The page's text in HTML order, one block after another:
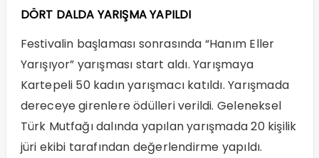
DÖRT DALDA YARIŞMA YAPILDI
Festivalin başlaması sonrasında “Hanım Eller
Yarışıyor” yarışması start aldı. Yarışmaya
Kartepeli 50 kadın yarışmacı katıldı. Yarışmada
dereceye girenlere ödülleri verildi. Geleneksel
Türk Mutfağı dalında yapılan yarışmada 20 kişilik
jüri ekibi tarafından değerlendirme yapıldı.